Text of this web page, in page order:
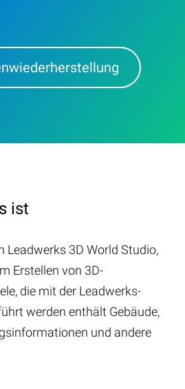
ist
Leadwerks 3D World Studio,
Erstellen von 3D-
die mit der Leadwerks-
werden enthält Gebäude,
und andere